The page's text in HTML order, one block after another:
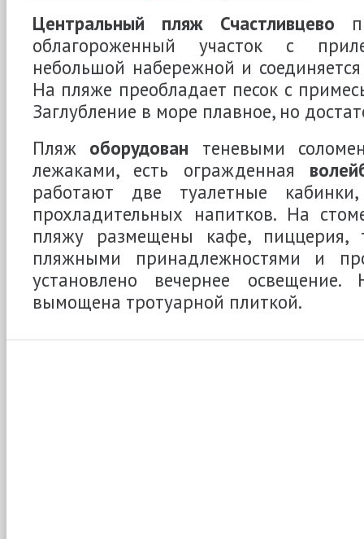
Центральный пляж Счастливцево
облагороженный участок с
небольшой набережной и
На пляже преобладает песок с
Заглубление в море плавное, но
Пляж оборудован теневыми
лежаками, есть огражденная
работают две туалетные
прохладительных напитков. На
пляжу размещены кафе, пиццерия,
пляжными принадлежностями и
установлено вечернее освещение.
вымощена тротуарной плиткой.